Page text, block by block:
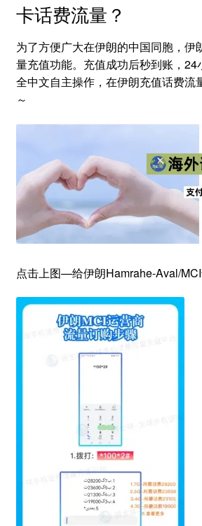
卡话费流量？
为了方便广大在伊朗的中国同胞，伊
量充值功能。充值成功后秒到账，24
全中文自主操作，在伊朗充值话费流
～
点击上图—给伊朗Hamrahe-Aval/